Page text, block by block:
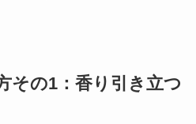
その1：香り引き立つ